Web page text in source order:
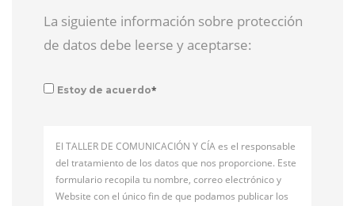
La siguiente información sobre protección
de datos debe leerse y aceptarse:
Estoy de acuerdo*
El TALLER DE COMUNICACIÓN Y CÍA es el responsable
del tratamiento de los datos que nos proporcione. Este
formulario recopila tu nombre, correo electrónico y
Website con el único fin de que podamos publicar los